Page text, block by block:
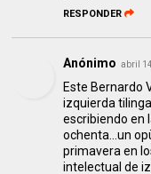
RESPONDER
Anónimo abril
Este Bernardo
izquierda
escribiendo en
ochenta...un
primavera en
intelectual de